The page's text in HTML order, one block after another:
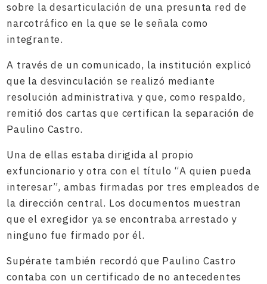
sobre la desarticulación de una presunta red de
narcotráfico en la que se le señala como
integrante.
A través de un comunicado, la institución explicó
que la desvinculación se realizó mediante
resolución administrativa y que, como respaldo,
remitió dos cartas que certifican la separación de
Paulino Castro.
Una de ellas estaba dirigida al propio
exfuncionario y otra con el título “A quien pueda
interesar”, ambas firmadas por tres empleados de
la dirección central. Los documentos muestran
que el exregidor ya se encontraba arrestado y
ninguno fue firmado por él.
Supérate también recordó que Paulino Castro
contaba con un certificado de no antecedentes